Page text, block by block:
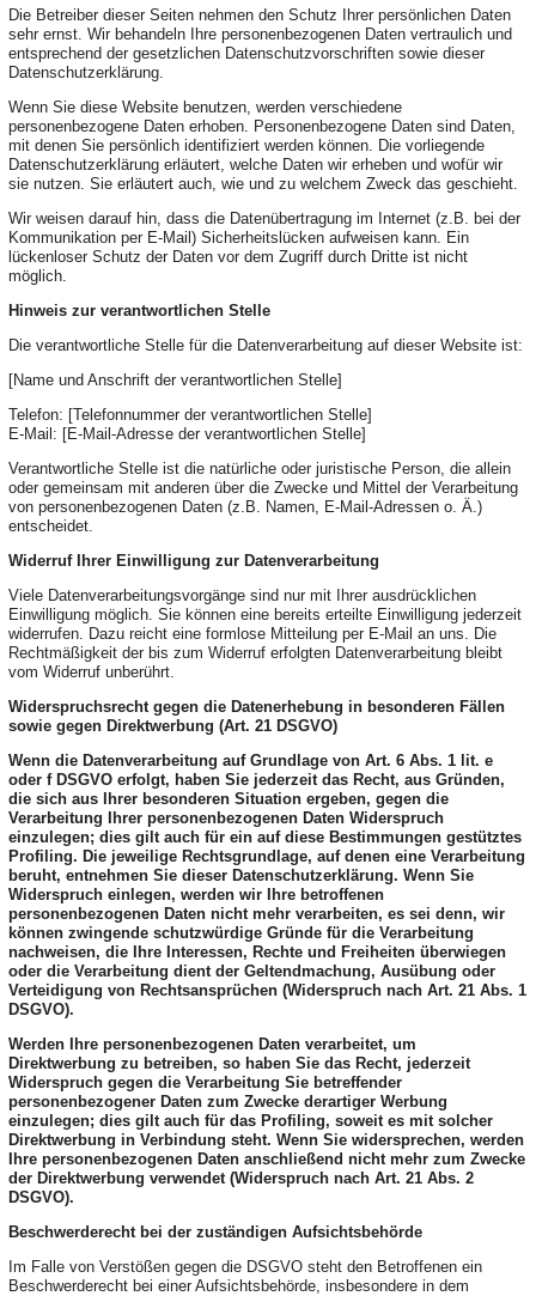
Die Betreiber dieser Seiten nehmen den Schutz Ihrer persönlichen Daten
sehr ernst. Wir behandeln Ihre personenbezogenen Daten vertraulich und
entsprechend der gesetzlichen Datenschutzvorschriften sowie dieser
Datenschutzerklärung.
Wenn Sie diese Website benutzen, werden verschiedene
personenbezogene Daten erhoben. Personenbezogene Daten sind Daten,
mit denen Sie persönlich identifiziert werden können. Die vorliegende
Datenschutzerklärung erläutert, welche Daten wir erheben und wofür wir
sie nutzen. Sie erläutert auch, wie und zu welchem Zweck das geschieht.
Wir weisen darauf hin, dass die Datenübertragung im Internet (z.B. bei der
Kommunikation per E-Mail) Sicherheitslücken aufweisen kann. Ein
lückenloser Schutz der Daten vor dem Zugriff durch Dritte ist nicht
möglich.
Hinweis zur verantwortlichen Stelle
Die verantwortliche Stelle für die Datenverarbeitung auf dieser Website ist:
[Name und Anschrift der verantwortlichen Stelle]
Telefon: [Telefonnummer der verantwortlichen Stelle]
E-Mail: [E-Mail-Adresse der verantwortlichen Stelle]
Verantwortliche Stelle ist die natürliche oder juristische Person, die allein
oder gemeinsam mit anderen über die Zwecke und Mittel der Verarbeitung
von personenbezogenen Daten (z.B. Namen, E-Mail-Adressen o. Ä.)
entscheidet.
Widerruf Ihrer Einwilligung zur Datenverarbeitung
Viele Datenverarbeitungsvorgänge sind nur mit Ihrer ausdrücklichen
Einwilligung möglich. Sie können eine bereits erteilte Einwilligung jederzeit
widerrufen. Dazu reicht eine formlose Mitteilung per E-Mail an uns. Die
Rechtmäßigkeit der bis zum Widerruf erfolgten Datenverarbeitung bleibt
vom Widerruf unberührt.
Widerspruchsrecht gegen die Datenerhebung in besonderen Fällen
sowie gegen Direktwerbung (Art. 21 DSGVO)
Wenn die Datenverarbeitung auf Grundlage von Art. 6 Abs. 1 lit. e
oder f DSGVO erfolgt, haben Sie jederzeit das Recht, aus Gründen,
die sich aus Ihrer besonderen Situation ergeben, gegen die
Verarbeitung Ihrer personenbezogenen Daten Widerspruch
einzulegen; dies gilt auch für ein auf diese Bestimmungen gestütztes
Profiling. Die jeweilige Rechtsgrundlage, auf denen eine Verarbeitung
beruht, entnehmen Sie dieser Datenschutzerklärung. Wenn Sie
Widerspruch einlegen, werden wir Ihre betroffenen
personenbezogenen Daten nicht mehr verarbeiten, es sei denn, wir
können zwingende schutzwürdige Gründe für die Verarbeitung
nachweisen, die Ihre Interessen, Rechte und Freiheiten überwiegen
oder die Verarbeitung dient der Geltendmachung, Ausübung oder
Verteidigung von Rechtsansprüchen (Widerspruch nach Art. 21 Abs. 1
DSGVO).
Werden Ihre personenbezogenen Daten verarbeitet, um
Direktwerbung zu betreiben, so haben Sie das Recht, jederzeit
Widerspruch gegen die Verarbeitung Sie betreffender
personenbezogener Daten zum Zwecke derartiger Werbung
einzulegen; dies gilt auch für das Profiling, soweit es mit solcher
Direktwerbung in Verbindung steht. Wenn Sie widersprechen, werden
Ihre personenbezogenen Daten anschließend nicht mehr zum Zwecke
der Direktwerbung verwendet (Widerspruch nach Art. 21 Abs. 2
DSGVO).
Beschwerderecht bei der zuständigen Aufsichtsbehörde
Im Falle von Verstößen gegen die DSGVO steht den Betroffenen ein
Beschwerderecht bei einer Aufsichtsbehörde, insbesondere in dem